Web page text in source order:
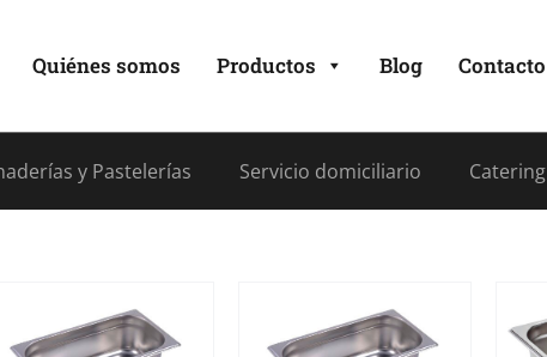
Quiénes somos Productos Blog Contacto
y Pastelerías Servicio domiciliario Catering